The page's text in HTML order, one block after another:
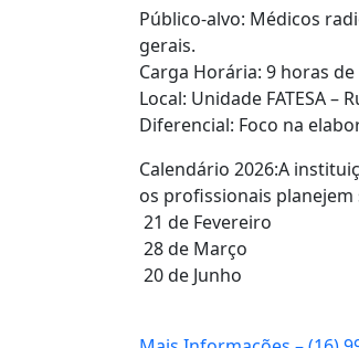
Público-alvo: Médicos
gerais.
Carga Horária: 9 horas
Local: Unidade FATESA –
Diferencial: Foco na
Calendário 2026:A
os profissionais planejem
21 de Fevereiro
28 de Março
20 de Junho